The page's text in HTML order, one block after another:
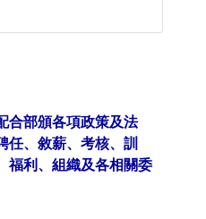
合部頒各項政策及法
任、敘薪、考核、訓
福利、組織及各相關委